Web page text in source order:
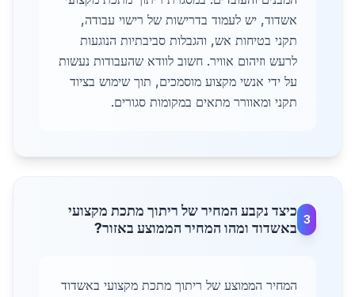
אשדוד, יש לעמוד בדרישות של רישוי עבודה,
תקני בטיחות אש, והגבלות סביבתיות הנוגעות
לרעש וזיהום אוויר. חשוב לוודא שהעבודות נעשות
על ידי אנשי מקצוע מוסמכים, תוך שימוש בציוד
תקני ומאוורר מתאים במקומות סגורים.
3
כיצד נקבע המחיר של ריתוך מתכת מקצועי
באשדוד ומהו המחיר הממוצע באזור?
המחיר הממוצע של ריתוך מתכת מקצועי באשדוד